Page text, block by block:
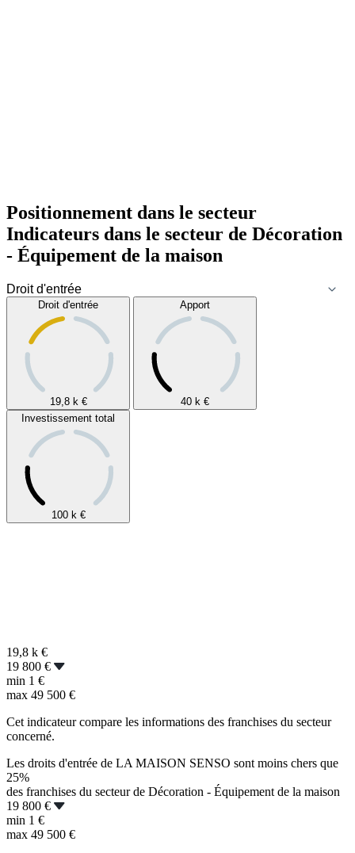
Positionnement dans le secteur
Indicateurs dans le secteur de Décoration
- Équipement de la maison
Droit d'entrée
19,8 k €
Apport
40 k €
Investissement total
100 k €
19,8 k €
19 800 €
min 1 €
max 49 500 €
Cet indicateur compare les informations des franchises du secteur
concerné.
Les droits d'entrée de LA MAISON SENSO sont moins chers que
25%
des franchises du secteur de Décoration - Équipement de la maison
19 800 €
min 1 €
max 49 500 €